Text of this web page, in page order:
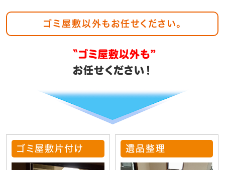
ゴミ屋敷以外もお任せください。
〝ゴミ屋敷以外も”
お任せください！
ゴミ屋敷片付け 遺品整理